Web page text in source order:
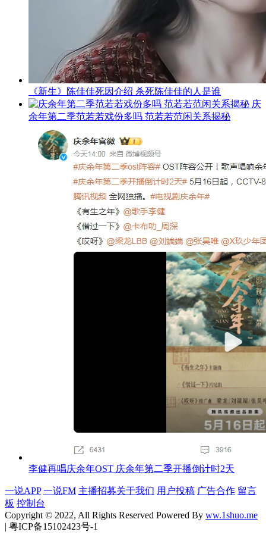
《新生》陈佳佳死因介绍 杀死陈佳佳的人是谁
庆
余年第二季范若若戏份多吗 范若若范闲关系揭秘
李健再唱庆余年OST 庆余年第二季开播倒计时2天
一说APP 一说FM 主播招募关于我们 用户投稿 广告合作 留言
板 控制台
Copyright © 2022, All Rights Reserved Powered By ww.1shuo.me
| 粤ICP备15102423号-1